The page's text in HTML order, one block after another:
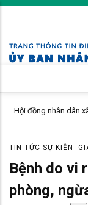
Skip
content
– 2031 tổ chức kỳ
TIN TỨC SỰ KIỆN
Bệnh do vi
phòng,